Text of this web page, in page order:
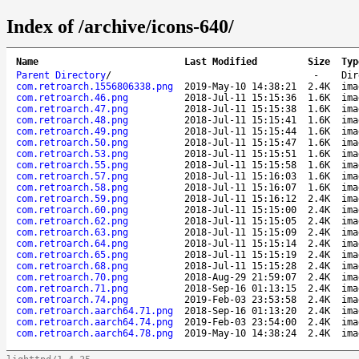
Index of /archive/icons-640/
Name Last Modified Size
Parent Directory/ -
com.retroarch.1556806338.png
2019-May-10 14:38:21 2.4K
com.retroarch.46.png
2018-Jul-11 15:15:36 1.6K
com.retroarch.47.png
2018-Jul-11 15:15:38 1.6K
com.retroarch.48.png
2018-Jul-11 15:15:41 1.6K
com.retroarch.49.png
2018-Jul-11 15:15:44 1.6K
com.retroarch.50.png
2018-Jul-11 15:15:47 1.6K
com.retroarch.53.png
2018-Jul-11 15:15:51 1.6K
com.retroarch.55.png
2018-Jul-11 15:15:58 1.6K
com.retroarch.57.png
2018-Jul-11 15:16:03 1.6K
com.retroarch.58.png
2018-Jul-11 15:16:07 1.6K
com.retroarch.59.png
2018-Jul-11 15:16:12 2.4K
com.retroarch.60.png
2018-Jul-11 15:15:00 2.4K
com.retroarch.62.png
2018-Jul-11 15:15:05 2.4K
com.retroarch.63.png
2018-Jul-11 15:15:09 2.4K
com.retroarch.64.png
2018-Jul-11 15:15:14 2.4K
com.retroarch.65.png
2018-Jul-11 15:15:19 2.4K
com.retroarch.68.png
2018-Jul-11 15:15:28 2.4K
com.retroarch.70.png
2018-Aug-29 21:59:07 2.4K
com.retroarch.71.png
2018-Sep-16 01:13:15 2.4K
com.retroarch.74.png
2019-Feb-03 23:53:58 2.4K
com.retroarch.aarch64.71.png
2018-Sep-16 01:13:20 2.4K
com.retroarch.aarch64.74.png
2019-Feb-03 23:54:00 2.4K
com.retroarch.aarch64.78.png
2019-May-10 14:38:24 2.4K